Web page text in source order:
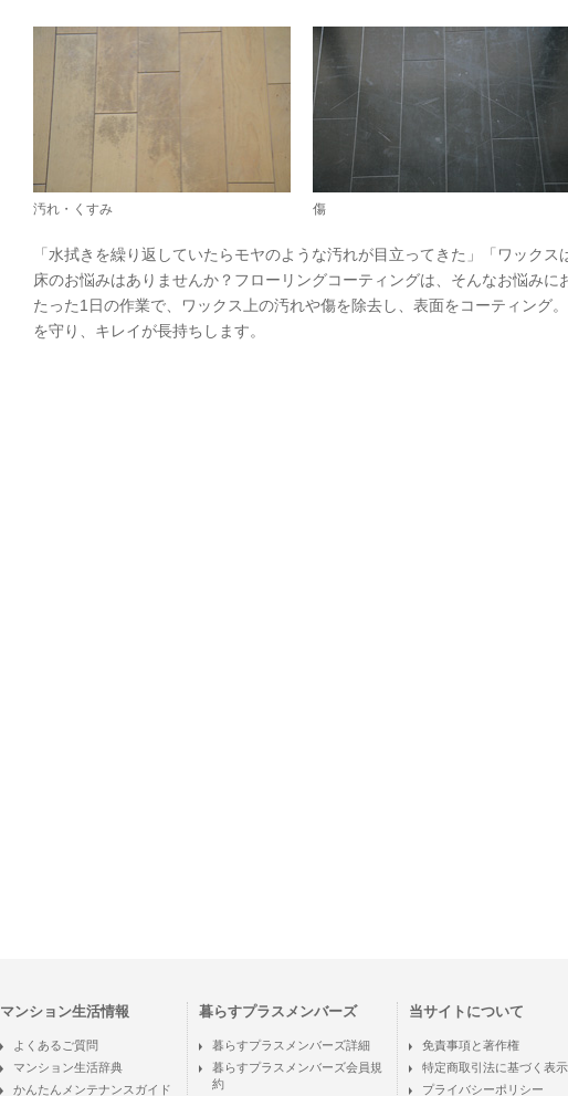
汚れ・くすみ 傷
「水拭きを繰り返していたらモヤのような汚れが目立ってきた」「ワック
床のお悩みはありませんか？フローリングコーティングは、そんなお悩みに
たった1日の作業で、ワックス上の汚れや傷を除去し、表面をコーティング
を守り、キレイが長持ちします。
マンション生活情報
よくあるご質問
マンション生活辞典
かんたんメンテナンスガイド
暮らすプラスメンバーズ
暮らすプラスメンバーズ詳細
暮らすプラスメンバーズ会員規
約
当サイトについて
免責事項と著作権
特定商取引法に基づく表示
プライバシーポリシー